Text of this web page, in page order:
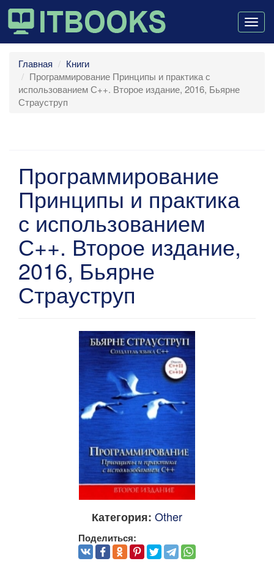
Главная
Книги
Программирование Принципы и практика с
использованием С++. Второе издание, 2016, Бьярне
Страуструп
Программирование
Принципы и практика
с использованием
С++. Второе издание,
2016, Бьярне
Страуструп
Категория: Other
Поделиться: